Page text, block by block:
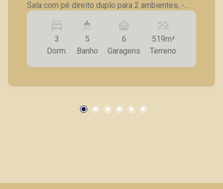
Sala com pé direito duplo para 2 ambientes; -
Cozinha integrada com a área gourmet; - Copa,
adega, despensa, lavanderia; - Piscina iluminada
aquecida, banheiro externo, jardim; - Várias
vagas para estacionamento. Também temos
imóveis no Alphaville I, Alphaville II, Terras de
apartamentos próximos a mercados, farmácias,
3
Dorm.
5
Banho
6
Garagens
519m²
Terreno